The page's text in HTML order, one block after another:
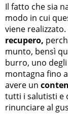
Il fatto che sia
modo in cui
viene
recupero,
munto, bensì
burro, uno
montagna fino
avere un
tutti i salutisti e
rinunciare al